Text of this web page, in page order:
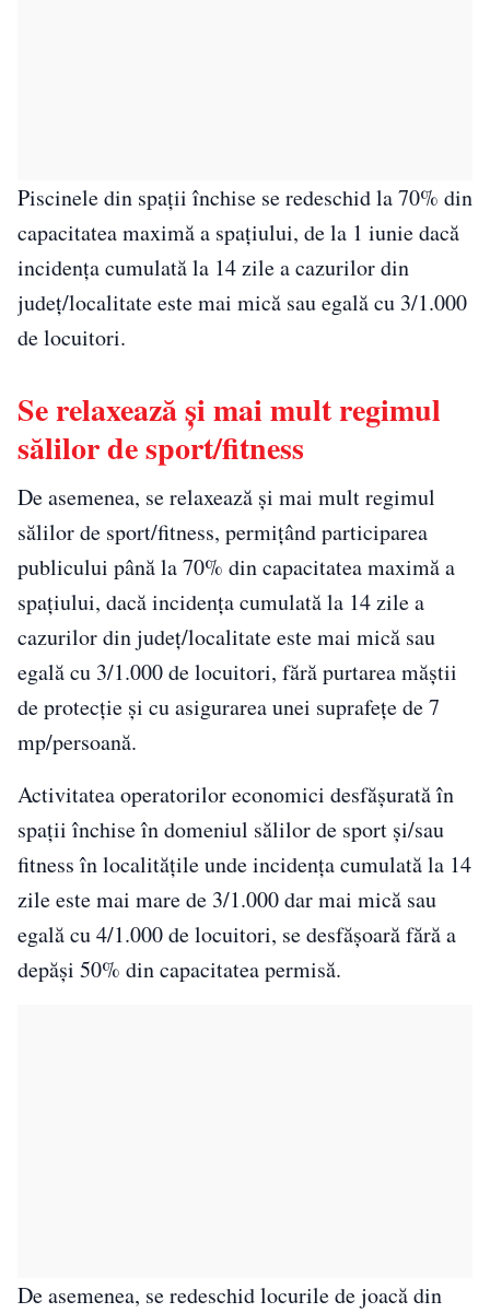
Piscinele din spații închise se redeschid la 70% din
capacitatea maximă a spațiului, de la 1 iunie dacă
incidența cumulată la 14 zile a cazurilor din
județ/localitate este mai mică sau egală cu 3/1.000
de locuitori.
Se relaxează și mai mult regimul
sălilor de sport/fitness
De asemenea, se relaxează și mai mult regimul
sălilor de sport/fitness, permițând participarea
publicului până la 70% din capacitatea maximă a
spațiului, dacă incidența cumulată la 14 zile a
cazurilor din județ/localitate este mai mică sau
egală cu 3/1.000 de locuitori, fără purtarea măștii
de protecție și cu asigurarea unei suprafețe de 7
mp/persoană.
Activitatea operatorilor economici desfășurată în
spații închise în domeniul sălilor de sport și/sau
fitness în localitățile unde incidența cumulată la 14
zile este mai mare de 3/1.000 dar mai mică sau
egală cu 4/1.000 de locuitori, se desfășoară fără a
depăși 50% din capacitatea permisă.
De asemenea, se redeschid locurile de joacă din